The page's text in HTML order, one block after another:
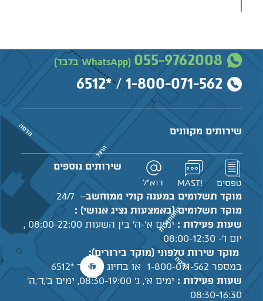
055-9762008 (WhatsApp בלבד)
1-800-071-562
/
*6512
שירותים מקוונים
טפסים !MAST דוא"ל
שירותים נוספים
מוקד תשלומים במענה קולי ממוחשב– 24/7
מוקד תשלומים (באמצעות נציג אנושי) :
שעות פעילות :
ימים א'-ה' בין השעות 08:00-22:00 ,
יום ו'- 08:00-12:30
מוקד שירות טלפוני (מוקד בירורים):
במספר 1-800-071-562 או בחיוג מקוצר *6512
שעות פעילות :
ימים א', ג' 08:30-19:00, ימים ב',ד',ה'
08:30-16:30